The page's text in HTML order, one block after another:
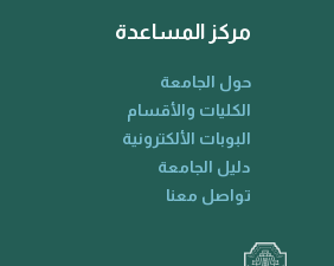
مركز المساعدة
حول الجامعة
الكليات والأقسام
البوبات الألكترونية
دليل الجامعة
تواصل معنا